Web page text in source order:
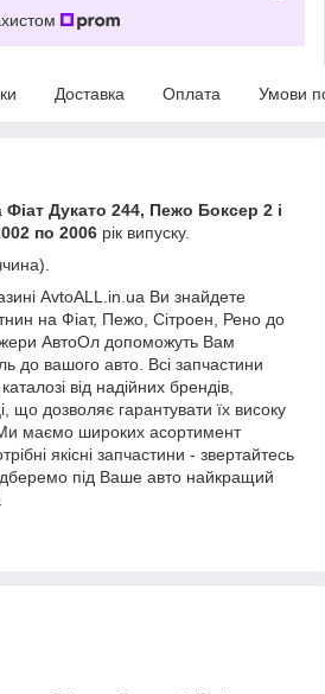
Доставка Оплата Умови
Фіат Дукато 244, Пежо Боксер 2 і
по 2006 рік випуску.
AvtoALL.in.ua Ви знайдете
на Фіат, Пежо, Сітроен, Рено до
АвтоОл допоможуть Вам
до вашого авто. Всі запчастини
від надійних брендів,
що дозволяє гарантувати їх високу
Ми маємо широких асортимент
якісні запчастини - звертайтесь
під Ваше авто найкращий